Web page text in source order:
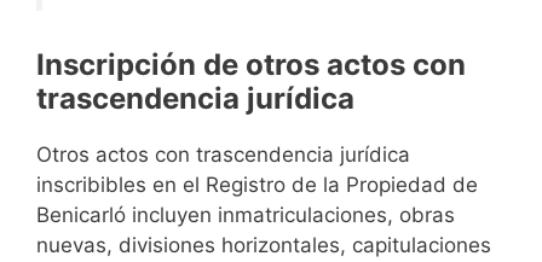
Inscripción de otros actos con
trascendencia jurídica
Otros actos con trascendencia jurídica
inscribibles en el Registro de la Propiedad de
Benicarló incluyen inmatriculaciones, obras
nuevas, divisiones horizontales, capitulaciones